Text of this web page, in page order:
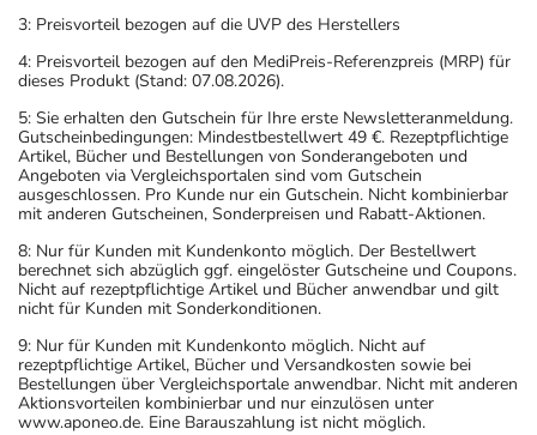
3: Preisvorteil bezogen auf die UVP des Herstellers
4: Preisvorteil bezogen auf den MediPreis-Referenzpreis (MRP) für
dieses Produkt (Stand: 07.08.2026).
5: Sie erhalten den Gutschein für Ihre erste Newsletteranmeldung.
Gutscheinbedingungen: Mindestbestellwert 49 €. Rezeptpflichtige
Artikel, Bücher und Bestellungen von Sonderangeboten und
Angeboten via Vergleichsportalen sind vom Gutschein
ausgeschlossen. Pro Kunde nur ein Gutschein. Nicht kombinierbar
mit anderen Gutscheinen, Sonderpreisen und Rabatt-Aktionen.
8: Nur für Kunden mit Kundenkonto möglich. Der Bestellwert
berechnet sich abzüglich ggf. eingelöster Gutscheine und Coupons.
Nicht auf rezeptpflichtige Artikel und Bücher anwendbar und gilt
nicht für Kunden mit Sonderkonditionen.
9: Nur für Kunden mit Kundenkonto möglich. Nicht auf
rezeptpflichtige Artikel, Bücher und Versandkosten sowie bei
Bestellungen über Vergleichsportale anwendbar. Nicht mit anderen
Aktionsvorteilen kombinierbar und nur einzulösen unter
www.aponeo.de. Eine Barauszahlung ist nicht möglich.